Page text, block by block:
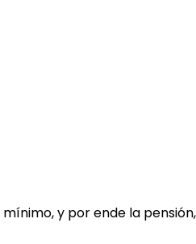
y por ende la pensión,